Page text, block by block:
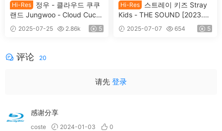
Hi-Res
정우 - 클라우드 쿠쿠
랜드 Jungwoo - Cloud Cuck
oo Land [2023.11.09] [24Bit/
48kHz] [Hi-Res Flac 414MB]
2025-07-25 2.86k 5
Hi-Res
스트레이 키즈 Stray
Kids - THE SOUND [2023.0
2.23] [24Bit/192kHz] [Hi-Res
Flac 1.36GB]
2025-07-07 654 5
评论 20
请先 登录
感谢分享
coste 2024-01-03 0